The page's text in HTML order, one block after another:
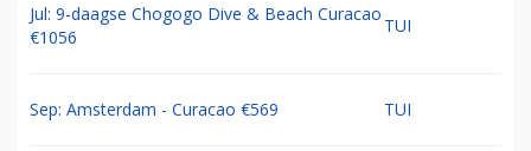
Jul: 9-daagse Chogogo Dive & Beach Curacao
€1056
TUI
Sep: Amsterdam - Curacao €569 TUI